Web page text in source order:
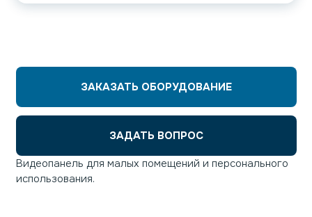
Видеопанель для малых помещений и персонального
использования.
ЗАКАЗАТЬ ОБОРУДОВАНИЕ
ЗАДАТЬ ВОПРОС